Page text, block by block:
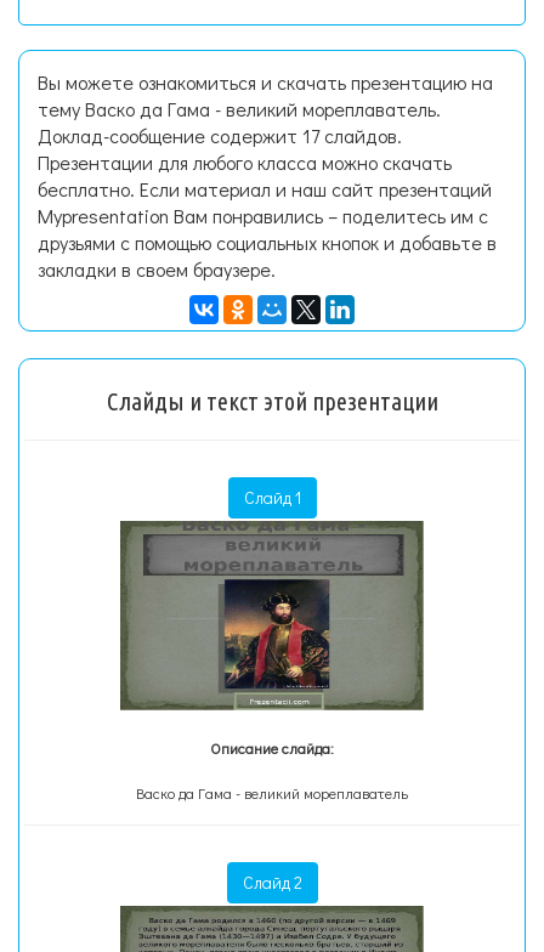
Вы можете ознакомиться и скачать презентацию на
тему Васко да Гама - великий мореплаватель.
Доклад-сообщение содержит 17 слайдов.
Презентации для любого класса можно скачать
бесплатно. Если материал и наш сайт презентаций
Mypresentation Вам понравились – поделитесь им с
друзьями с помощью социальных кнопок и добавьте в
закладки в своем браузере.
Слайды и текст этой презентации
Слайд 1
Описание слайда:
Васко да Гама - великий мореплаватель
Слайд 2